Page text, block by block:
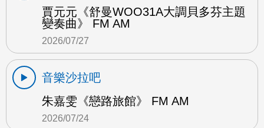
賈元元《舒曼WOO31A大調貝多芬主題
變奏曲》 FM AM
2026/07/27
音樂沙拉吧
朱嘉雯《戀路旅館》 FM AM
2026/07/24